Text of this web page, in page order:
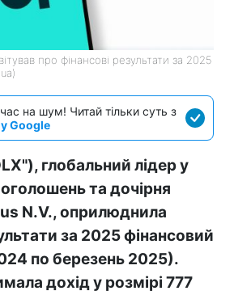
про фінансові результати за 2025
на шум! Читай тільки суть з
Google
глобальний лідер у
та дочірня
N.V., оприлюднила
за 2025 фінансовий
по березень 2025).
дохід у розмірі 777